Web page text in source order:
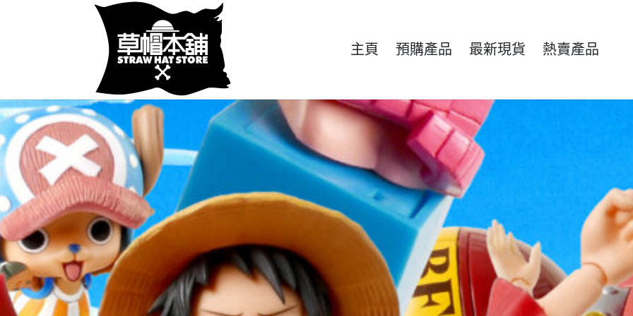
主頁 預購產品 最新現貨 熱賣產品